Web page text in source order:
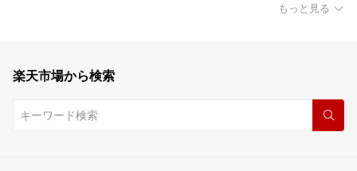
もっと見る
楽天市場から検索